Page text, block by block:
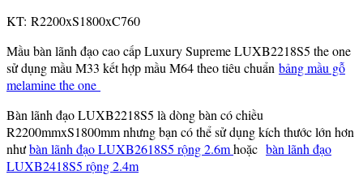
KT: R2200xS1800xC760
Mầu bàn lãnh đạo cao cấp Luxury Supreme LUXB2218S5 the one
sử dụng mầu M33 kết hợp mầu M64 theo tiêu chuẩn bảng mầu gỗ
melamine the one
Bàn lãnh đạo LUXB2218S5 là dòng bàn có chiều
R2200mmxS1800mm nhưng bạn có thể sử dụng kích thước lớn hơn
nhưbàn lãnh đạo LUXB2618S5 rộng 2.6mhoặc bàn lãnh đạo
LUXB2418S5 rộng 2.4m